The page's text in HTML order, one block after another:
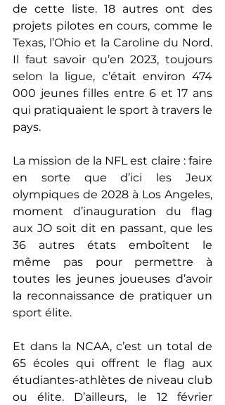
de cette liste. 18 autres ont des
projets pilotes en cours, comme le
Texas, l’Ohio et la Caroline du Nord.
Il faut savoir qu’en 2023, toujours
selon la ligue, c’était environ 474
000 jeunes filles entre 6 et 17 ans
qui pratiquaient le sport à travers le
pays.
La mission de la NFL est claire : faire
en sorte que d’ici les Jeux
olympiques de 2028 à Los Angeles,
moment d’inauguration du flag
aux JO soit dit en passant, que les
36 autres états emboîtent le
même pas pour permettre à
toutes les jeunes joueuses d’avoir
la reconnaissance de pratiquer un
sport élite.
Et dans la NCAA, c’est un total de
65 écoles qui offrent le flag aux
étudiantes-athlètes de niveau club
ou élite. D’ailleurs, le 12 février